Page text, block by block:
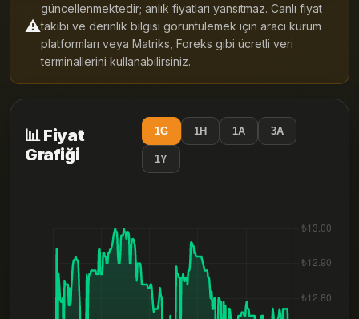
⚠️
güncellenmektedir; anlık fiyatları yansıtmaz. Canlı fiyat
takibi ve derinlik bilgisi görüntülemek için aracı kurum
platformları veya Matriks, Foreks gibi ücretli veri
terminallerini kullanabilirsiniz.
📊 Fiyat
Grafiği
1G 1H 1A 3A
1Y